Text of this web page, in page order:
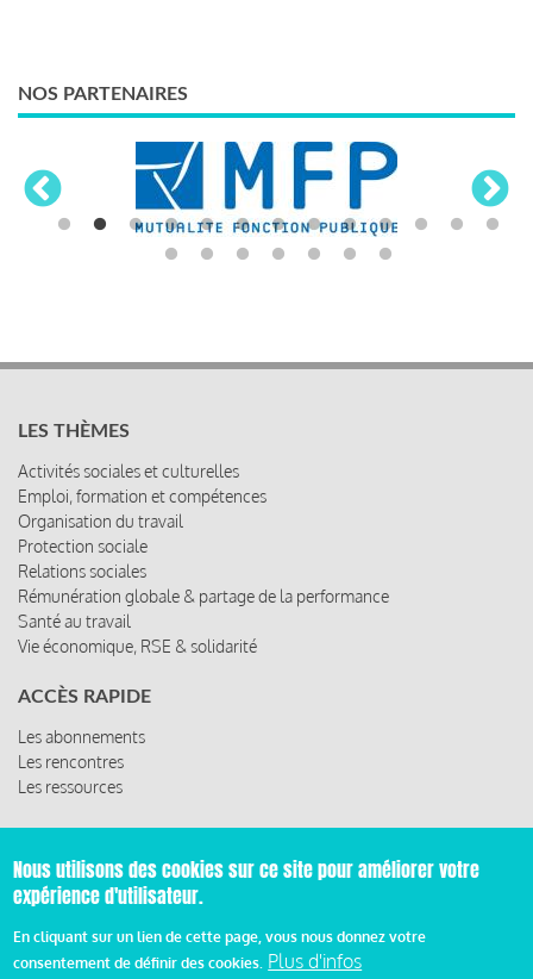
NOS PARTENAIRES
LES THÈMES
Activités sociales et culturelles
Emploi, formation et compétences
Organisation du travail
Protection sociale
Relations sociales
Rémunération globale & partage de la performance
Santé au travail
Vie économique, RSE & solidarité
ACCÈS RAPIDE
Les abonnements
Les rencontres
Les ressources
© 2019 Miroir Social - Réalisé par Cafffeine
Mentions légales et condition générale d’utilisation et
d’abonnement
Nous utilisons des cookies sur ce site pour améliorer votre
expérience d'utilisateur.
En cliquant sur un lien de cette page, vous nous donnez votre
consentement de définir des cookies. Plus d'infos